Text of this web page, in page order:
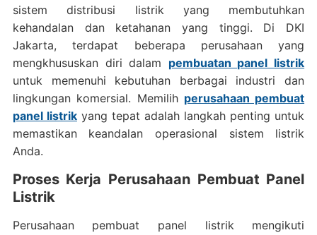
sistem distribusi listrik yang membutuhkan
kehandalan dan ketahanan yang tinggi. Di DKI
Jakarta, terdapat beberapa perusahaan yang
mengkhususkan diri dalam pembuatan panel listrik
untuk memenuhi kebutuhan berbagai industri dan
lingkungan komersial. Memilih perusahaan pembuat
panel listrikyang tepat adalah langkah penting untuk
memastikan keandalan operasional sistem listrik
Anda.
Proses Kerja Perusahaan Pembuat Panel
Listrik
Perusahaan pembuat panel listrik mengikuti